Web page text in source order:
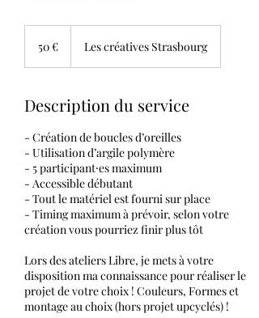
50 € Les créatives Strasbourg
Description du service
- Création de boucles d’oreilles
- Utilisation d’argile polymère
- 5 participant⸱es maximum
- Accessible débutant
- Tout le matériel est fourni sur place
- Timing maximum à prévoir, selon votre
création vous pourriez finir plus tôt
Lors des ateliers Libre, je mets à votre
disposition ma connaissance pour réaliser le
projet de votre choix ! Couleurs, Formes et
montage au choix (hors projet upcyclés) !